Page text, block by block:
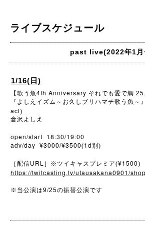
ライブスケジュール
past live(2022年1月
1/16(日)
【歌う魚4th Anniversary それでも愛で鯛
『よしえイズム～お久しブリハマチ歌う魚～』
act)
倉沢よしえ
open/start 18:30/19:00
adv/day ¥3000/¥3500(1d 別)
［配信URL ］※ツイキャスプレミア(¥1500)
https://twitcasting.tv/utausakana0901/
※ 当公演は9/25の振替公演です